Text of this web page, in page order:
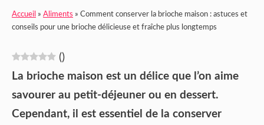
Accueil » Aliments » Comment conserver la brioche maison : astuces et
conseils pour une brioche délicieuse et fraîche plus longtemps
()
La brioche maison est un délice que l’on aime
savourer au petit-déjeuner ou en dessert.
Cependant, il est essentiel de la conserver